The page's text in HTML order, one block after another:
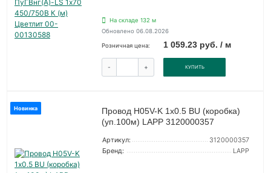
На складе 132 м
Обновлено 06.08.2026
Розничная цена: 1 059.23 руб. / м
- + КУПИТЬ
Новинка
Провод H05V-K 1х0.5 BU (коробка)
(уп.100м) LAPP 3120000357
Артикул:
3120000357
Бренд:
LAPP